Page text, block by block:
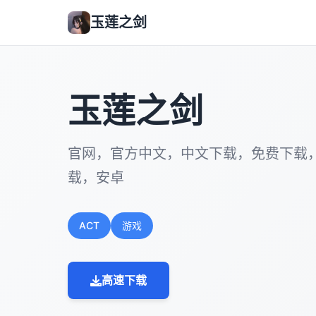
玉莲之剑
玉莲之剑
官网，官方中文，中文下载，免费下载
载，安卓
ACT 游戏
高速下载